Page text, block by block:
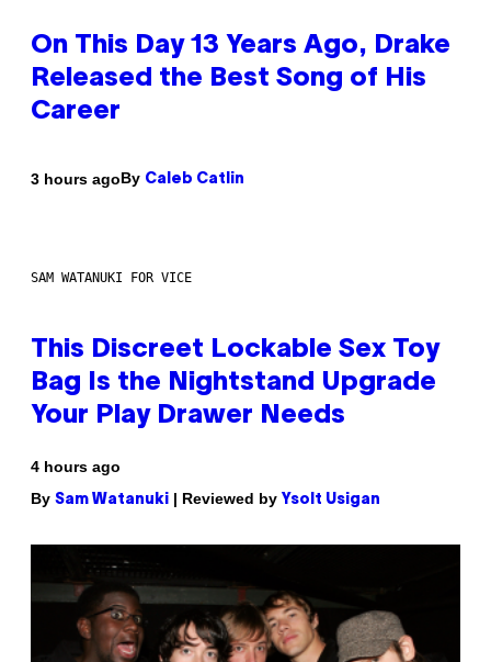
On This Day 13 Years Ago, Drake
Released the Best Song of His
Career
3 hours agoBy Caleb Catlin
SAM WATANUKI FOR VICE
This Discreet Lockable Sex Toy
Bag Is the Nightstand Upgrade
Your Play Drawer Needs
4 hours ago
By Sam Watanuki | Reviewed by Ysolt Usigan